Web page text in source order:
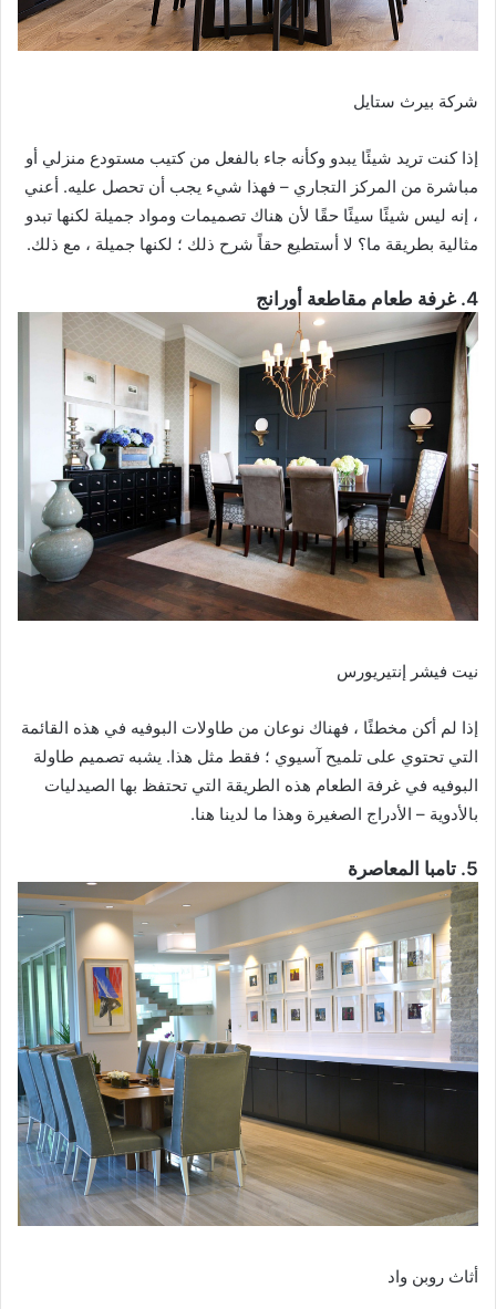
شركة بيرث ستايل
إذا كنت تريد شيئًا يبدو وكأنه جاء بالفعل من كتيب مستودع منزلي أو
مباشرة من المركز التجاري – فهذا شيء يجب أن تحصل عليه. أعني
، إنه ليس شيئًا سيئًا حقًا لأن هناك تصميمات ومواد جميلة لكنها تبدو
مثالية بطريقة ما؟ لا أستطيع حقاً شرح ذلك ؛ لكنها جميلة ، مع ذلك.
4. غرفة طعام مقاطعة أورانج
نيت فيشر إنتيريورس
إذا لم أكن مخطئًا ، فهناك نوعان من طاولات البوفيه في هذه القائمة
التي تحتوي على تلميح آسيوي ؛ فقط مثل هذا. يشبه تصميم طاولة
البوفيه في غرفة الطعام هذه الطريقة التي تحتفظ بها الصيدليات
بالأدوية – الأدراج الصغيرة وهذا ما لدينا هنا.
5. تامبا المعاصرة
أثاث روبن واد